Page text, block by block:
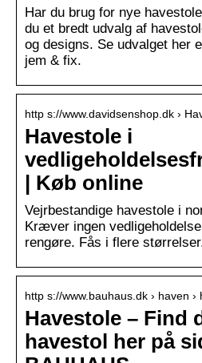
Har du brug for nye
du et bredt udvalg af
og designs. Se udvalget her
jem & fix.
http s://www.davidsenshop.dk ›
Havestole i
| Køb online
Vejrbestandige havestole i
Kræver ingen
rengøre. Fås i flere
http s://www.bauhaus.dk › haven
Havestole – Find
havestol her på